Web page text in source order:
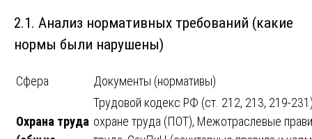
2.1. Анализ нормативных требований (какие
нормы были нарушены)
Сфера Документы (нормативы)
Охрана труда
Трудовой кодекс РФ (ст. 212, 213, 219-
охране труда (ПОТ), Межотраслевые